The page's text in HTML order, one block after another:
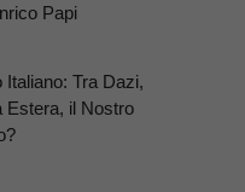
Papi
Italiano: Tra Dazi,
Estera, il Nostro